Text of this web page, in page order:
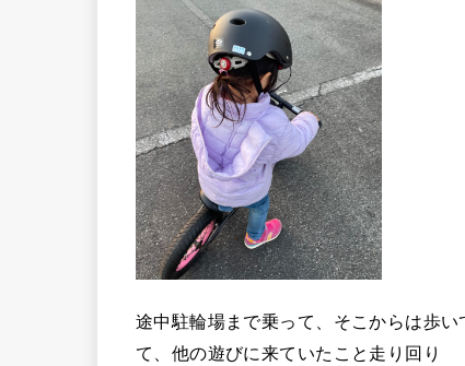
途中駐輪場まで乗って、そこからは歩
て、他の遊びに来ていたこと走り回り